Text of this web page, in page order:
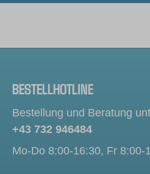
BESTELLHOTLINE
Bestellung und Beratung
+43 732 946484
Mo-Do 8:00-16:30, Fr 8:00-